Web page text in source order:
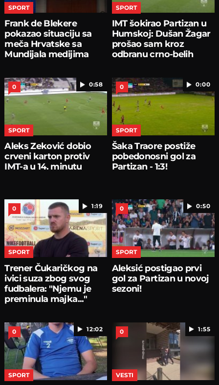
SPORT
Frank de Blekere
pokazao situaciju sa
meča Hrvatske sa
Mundijala medijima
SPORT
IMT šokirao Partizan u
Humskoj: Dušan Žagar
prošao sam kroz
odbranu crno-belih
0:58
0
SPORT
Aleks Zeković dobio
crveni karton protiv
IMT-a u 14. minutu
0:00
0
SPORT
Šaka Traore postiže
pobedonosni gol za
Partizan - 1:3!
1:19
0
SPORT
Trener Čukaričkog na
ivici suza zbog svog
fudbalera: "Njemu je
preminula majka..."
0:50
0
SPORT
Aleksić postigao prvi
gol za Partizan u novoj
sezoni!
12:02
0
SPORT
1:55
0
VESTI